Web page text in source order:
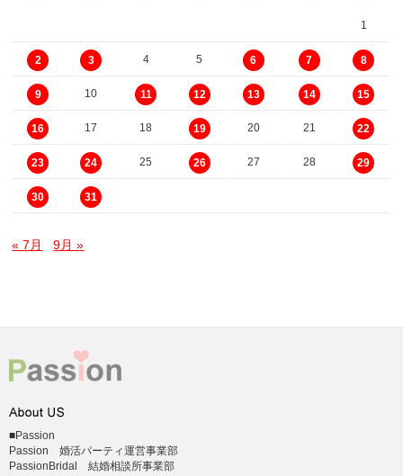
1
2 3 4 5 6 7 8
9 10 11 12 13 14 15
16 17 18 19 20 21 22
23 24 25 26 27 28 29
30 31
« 7月 9月 »
■Passion
Passion 婚活パーティ運営事業部
PassionBridal 結婚相談所事業部